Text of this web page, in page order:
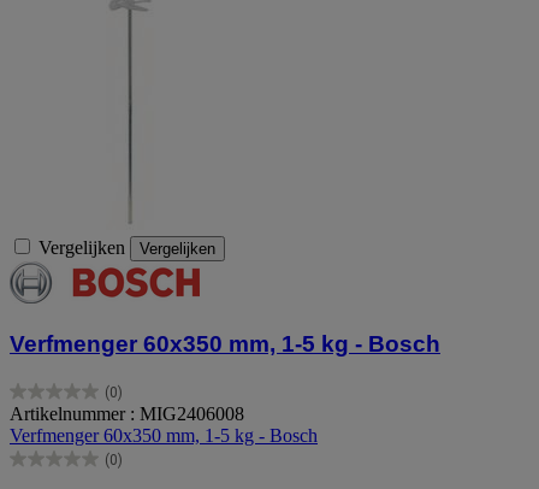
Vergelijken Vergelijken
Verfmenger 60x350 mm, 1-5 kg - Bosch
(0)
0.0
van
de
5
Artikelnummer : MIG2406008
Verfmenger 60x350 mm, 1-5 kg - Bosch
(0)
0.0